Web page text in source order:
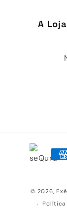
A
Métodos
© 2026,
Política